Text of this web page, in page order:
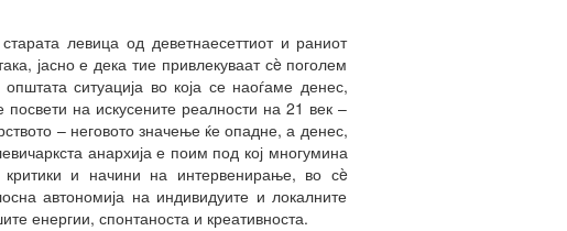
левица од деветнаесеттиот и раниот
јасно е дека тие привлекуваат сè поголем
ситуација во која се наоѓаме денес,
на искусените реалности на 21 век –
– неговото значење ќе опадне, а денес,
анархија е поим под кој многумина
критики и начини на интервенирање, во сè
автономија на индивидуите и локалните
енергии, спонтаноста и креативноста.